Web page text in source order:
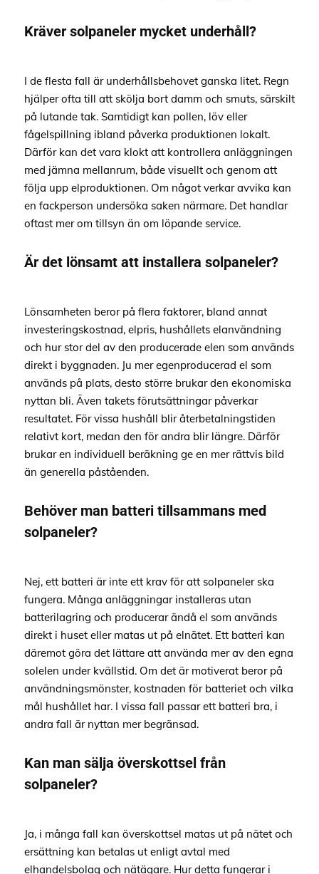
Kräver solpaneler mycket underhåll?
I de flesta fall är underhållsbehovet ganska litet. Regn
hjälper ofta till att skölja bort damm och smuts, särskilt
på lutande tak. Samtidigt kan pollen, löv eller
fågelspillning ibland påverka produktionen lokalt.
Därför kan det vara klokt att kontrollera anläggningen
med jämna mellanrum, både visuellt och genom att
följa upp elproduktionen. Om något verkar avvika kan
en fackperson undersöka saken närmare. Det handlar
oftast mer om tillsyn än om löpande service.
Är det lönsamt att installera solpaneler?
Lönsamheten beror på flera faktorer, bland annat
investeringskostnad, elpris, hushållets elanvändning
och hur stor del av den producerade elen som används
direkt i byggnaden. Ju mer egenproducerad el som
används på plats, desto större brukar den ekonomiska
nyttan bli. Även takets förutsättningar påverkar
resultatet. För vissa hushåll blir återbetalningstiden
relativt kort, medan den för andra blir längre. Därför
brukar en individuell beräkning ge en mer rättvis bild
än generella påståenden.
Behöver man batteri tillsammans med
solpaneler?
Nej, ett batteri är inte ett krav för att solpaneler ska
fungera. Många anläggningar installeras utan
batterilagring och producerar ändå el som används
direkt i huset eller matas ut på elnätet. Ett batteri kan
däremot göra det lättare att använda mer av den egna
solelen under kvällstid. Om det är motiverat beror på
användningsmönster, kostnaden för batteriet och vilka
mål hushållet har. I vissa fall passar ett batteri bra, i
andra fall är nyttan mer begränsad.
Kan man sälja överskottsel från
solpaneler?
Ja, i många fall kan överskottsel matas ut på nätet och
ersättning kan betalas ut enligt avtal med
elhandelsbolag och nätägare. Hur detta fungerar i